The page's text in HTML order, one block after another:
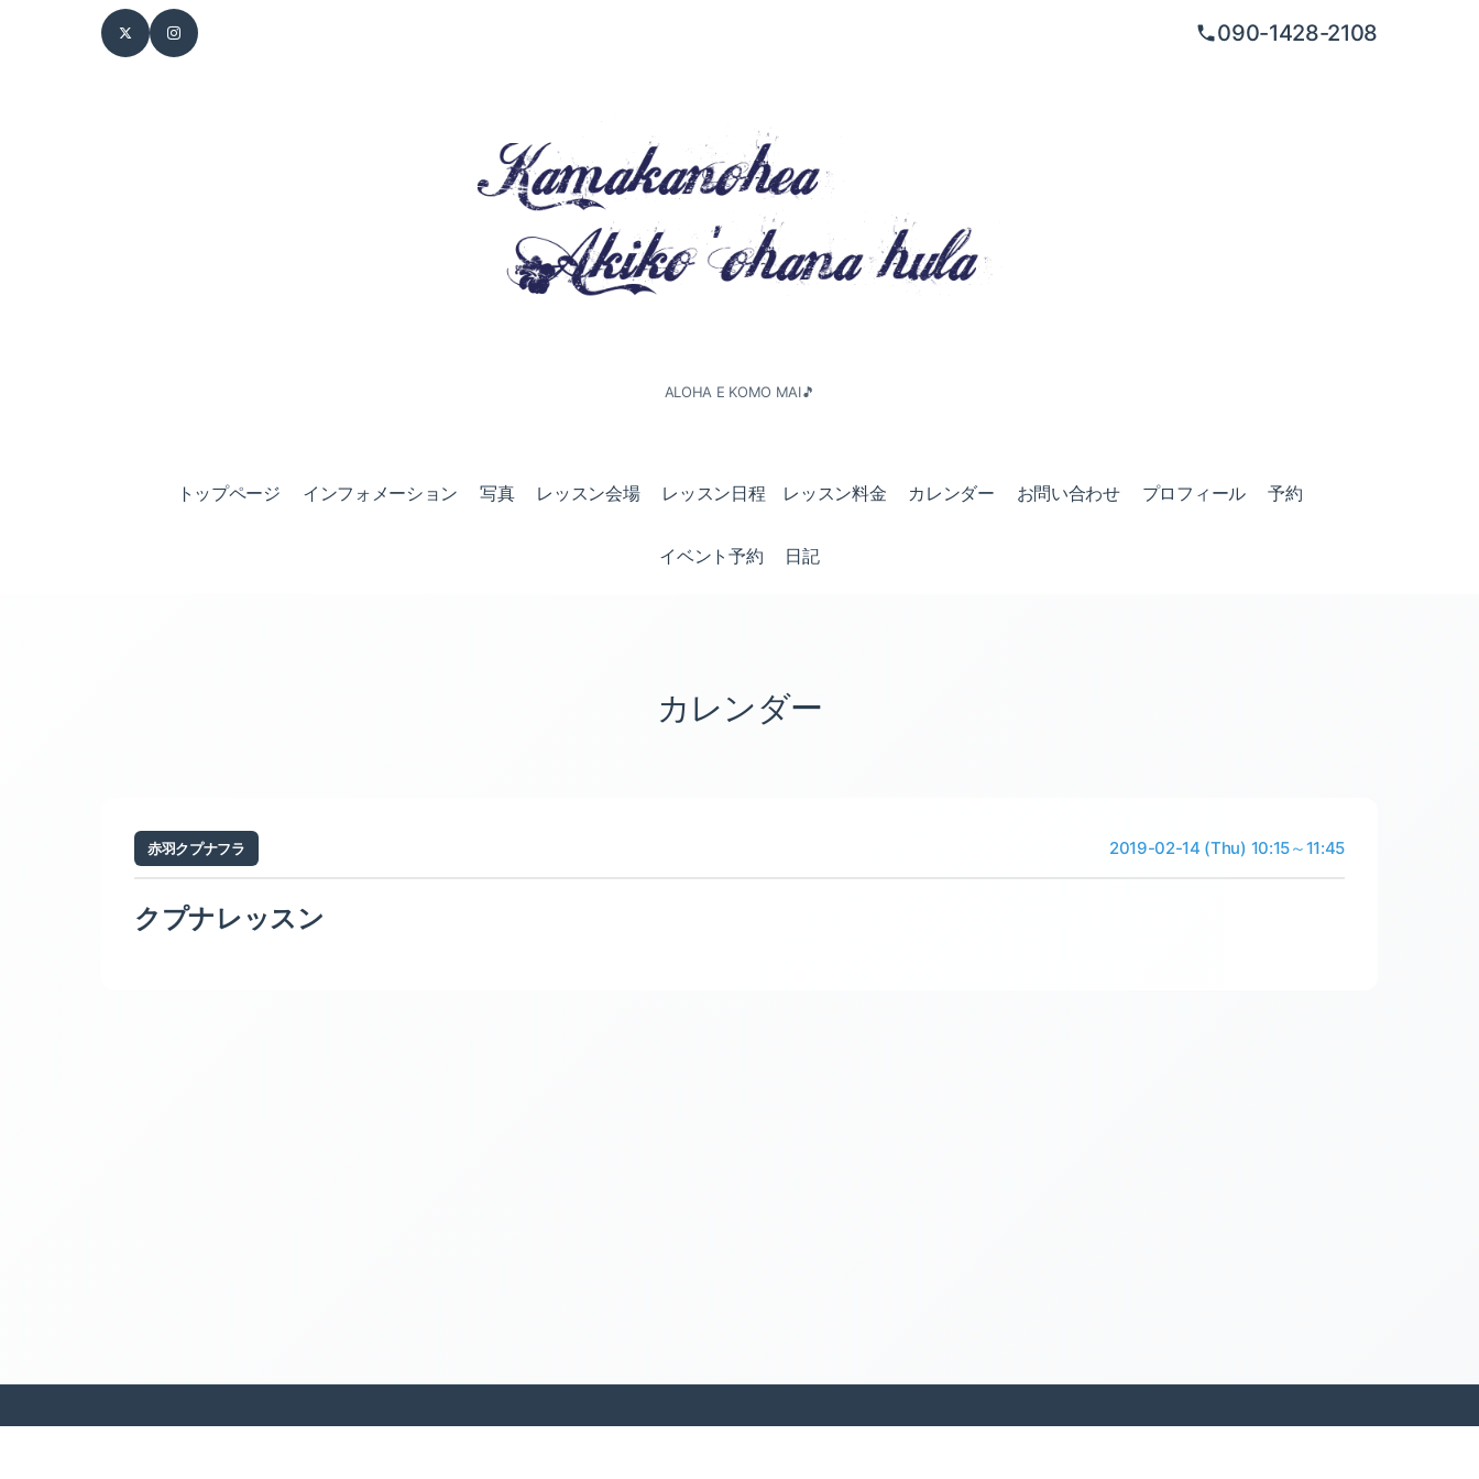
090-1428-2108
ALOHA E KOMO MAI🎵
トップページ インフォメーション 写真 レッスン会場 レッスン日程 レッスン料金 カレンダー お問い合わせ プロフィール 予約
イベント予約 日記
カレンダー
赤羽クプナフラ 2019-02-14 (Thu) 10:15～11:45
クプナレッスン